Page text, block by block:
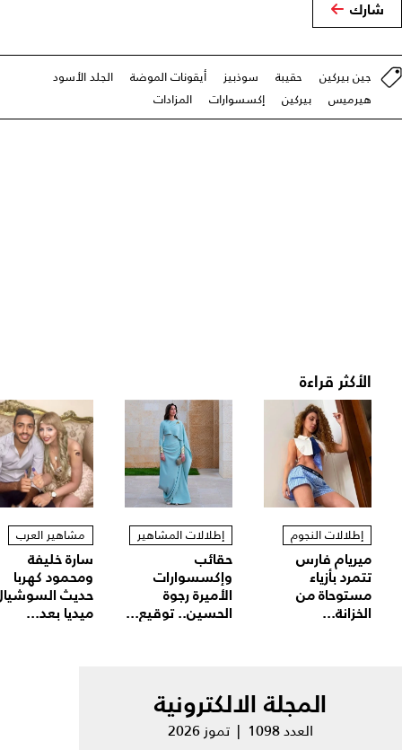
شارك
جين بيركين حقيبة سوذبيز أيقونات الموضة
الجلد الأسود
هيرميس
بيركين إكسسوارات المزادات
الأكثر قراءة
إطلالات النجوم
ميريام فارس
تتمرد بأزياء
مستوحاة من
الخزانة...
إطلالات المشاهير
حقائب
وإكسسوارات
الأميرة رجوة
الحسين.. توقيع...
مشاهير العرب
سارة خليفة
ومحمود كهربا
حديث
ميديا بعد...
المجلة الالكترونية
العدد 1098 | تموز 2026